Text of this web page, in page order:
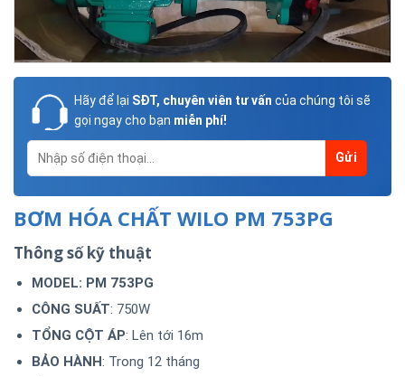
Hãy để lại SĐT, chuyên viên tư vấn của chúng tôi sẽ
gọi ngay cho bạn miễn phí!
BƠM HÓA CHẤT WILO PM 753PG
Thông số kỹ thuật
MODEL: PM 753PG
CÔNG SUẤT: 750W
TỔNG CỘT ÁP: Lên tới 16m
BẢO HÀNH: Trong 12 tháng